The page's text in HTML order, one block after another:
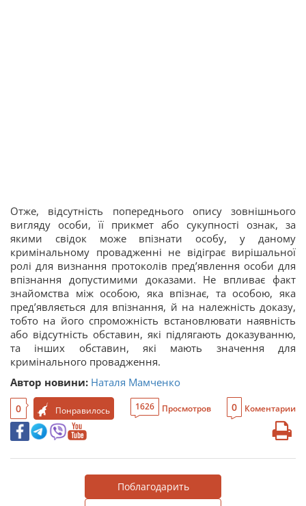
Отже, відсутність попереднього опису зовнішнього
вигляду особи, її прикмет або сукупності ознак, за
якими свідок може впізнати особу, у даному
кримінальному провадженні не відіграє вирішальної
ролі для визнання протоколів пред’явлення особи для
впізнання допустимими доказами. Не впливає факт
знайомства між особою, яка впізнає, та особою, яка
пред’являється для впізнання, й на належність доказу,
тобто на його спроможність встановлювати наявність
або відсутність обставин, які підлягають доказуванню,
та інших обставин, які мають значення для
кримінального провадження.
Автор новини: Наталя Мамченко
0 Понравилось 1626 Просмотров 0 Коментарии
Поблагодарить